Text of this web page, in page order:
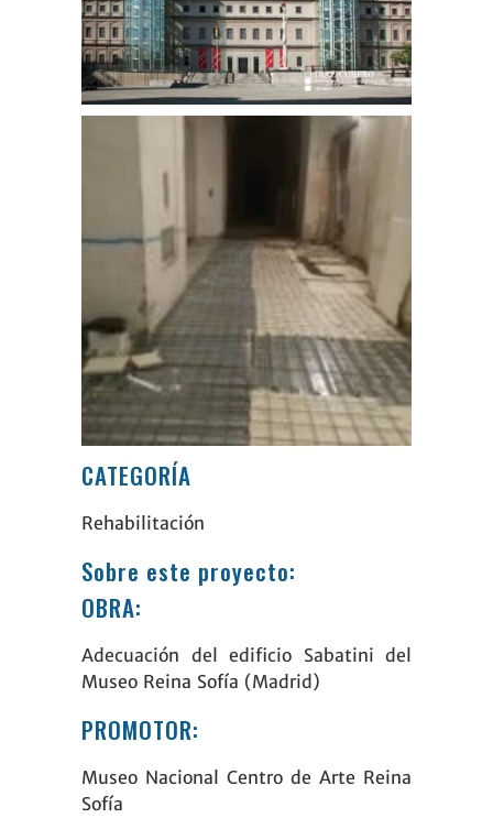
CATEGORÍA
Rehabilitación
Sobre este proyecto:
OBRA:
Adecuación del edificio Sabatini del
Museo Reina Sofía (Madrid)
PROMOTOR:
Museo Nacional Centro de Arte Reina
Sofía